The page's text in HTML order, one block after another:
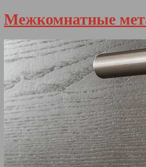
Межкомнатные